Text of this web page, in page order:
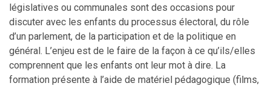
législatives ou communales sont des occasions pour
discuter avec les enfants du processus électoral, du rôle
d’un parlement, de la participation et de la politique en
général. L’enjeu est de le faire de la façon à ce qu’ils/elles
comprennent que les enfants ont leur mot à dire. La
formation présente à l’aide de matériel pédagogique (films,